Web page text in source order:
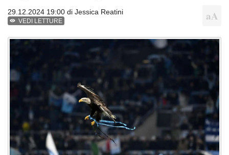
29.12.2024 19:00 di Jessica Reatini
VEDI LETTURE